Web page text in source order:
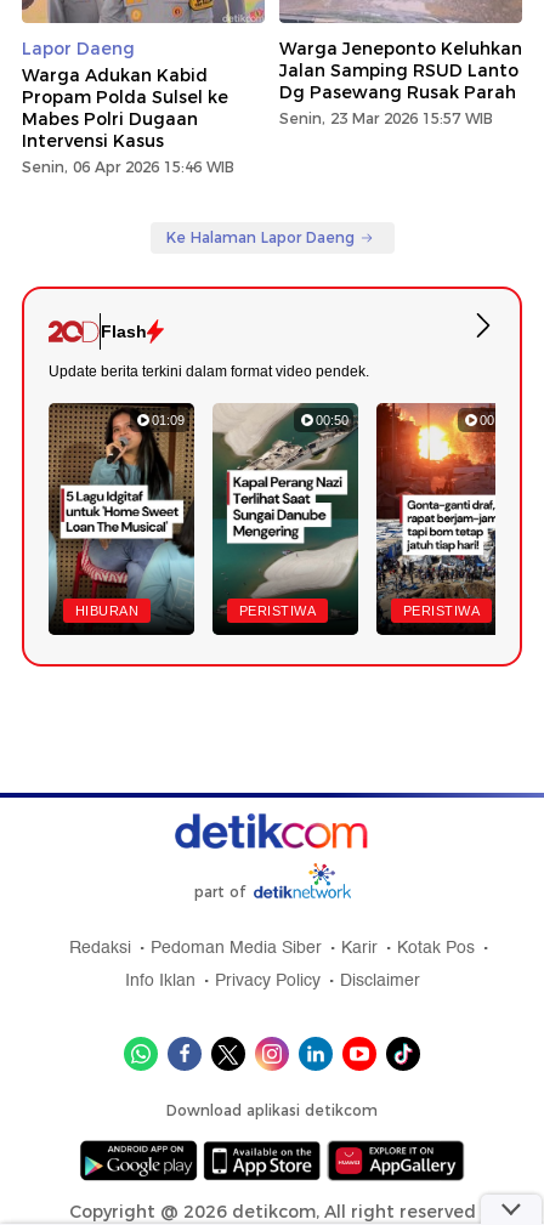
Lapor Daeng
Warga Adukan Kabid
Propam Polda Sulsel ke
Mabes Polri Dugaan
Intervensi Kasus
Senin, 06 Apr 2026 15:46 WIB
Warga Jeneponto Keluhkan
Jalan Samping RSUD Lanto
Dg Pasewang Rusak Parah
Senin, 23 Mar 2026 15:57 WIB
Ke Halaman Lapor Daeng
Flash
Update berita terkini dalam format video pendek.
01:09
HIBURAN
00:50
PERISTIWA
00:55
PERISTIWA
part of
Redaksi Pedoman Media Siber Karir
Kotak Pos
Info Iklan
Privacy Policy Disclaimer
Download aplikasi detikcom
Copyright @ 2026 detikcom, All right reserved